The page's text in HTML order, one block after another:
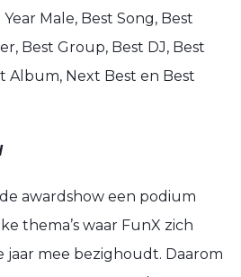
Male, Best Song, Best
Best Group, Best DJ, Best
Album, Next Best en Best
awardshow een podium
thema’s waar FunX zich
mee bezighoudt. Daarom